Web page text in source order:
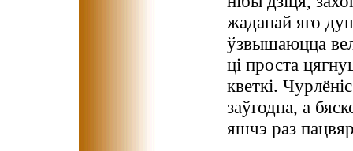
жаданай яго
ўзвышаюцца
ці проста
кветкі.
заўгодна, а
яшчэ раз